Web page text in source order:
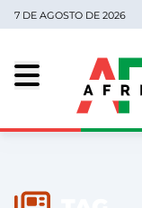
7 DE AGOSTO DE 2026